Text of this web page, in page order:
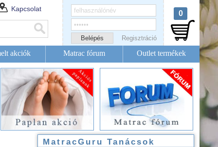
Kapcsolat
Regisztráció
0
akciók Matrac fórum Outlet termékek
MatracGuru Tanácsok